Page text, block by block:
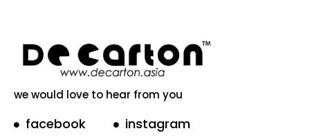
we would love to hear from you
facebook instagram